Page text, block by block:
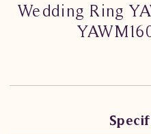
Wedding Ring